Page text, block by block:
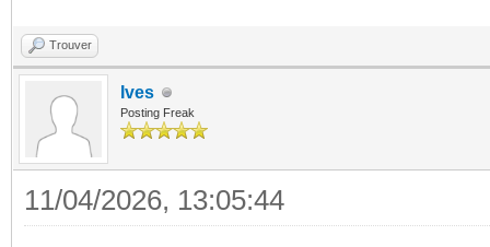
Trouver
Ives
Posting Freak
11/04/2026, 13:05:44